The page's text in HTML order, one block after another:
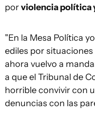
porviolencia política
"En la Mesa Política
ediles por
ahora vuelvo a
a que el Tribunal de
horrible convivir con
denuncias con las